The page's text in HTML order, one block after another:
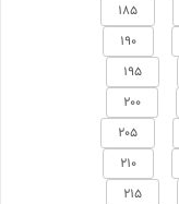
185
190
195
200
205
210
215